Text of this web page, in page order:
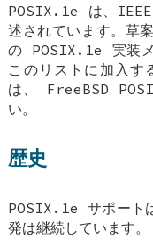
POSIX.1e は、
述されています。草
の POSIX.1e 実装メ
このリストに加入す
は、 FreeBSD
い。
歴史
POSIX.1e サポート
発は継続しています。